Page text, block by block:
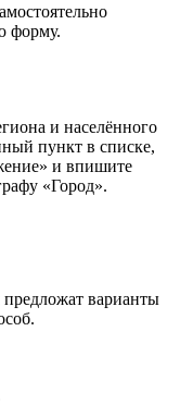
форму.
и населённого
пункт в списке,
и впишите
«Город».
предложат варианты